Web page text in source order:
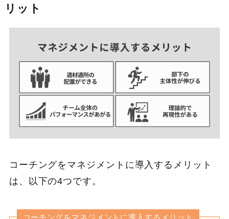
リット
コーチングをマネジメントに導入するメリット
は、以下の4つです。
コーチングをマネジメントに導入するメリット